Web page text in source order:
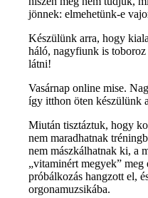
jönnek: elmehetünk-e
Készülünk arra, hogy
háló, nagyfiunk is
látni!
Vasárnap online mise.
így itthon öten készülünk
Miután tisztáztuk, hogy
nem maradhatnak
nem mászkálhatnak ki, a
„vitaminért megyek” meg
próbálkozás hangzott el,
orgonamuzsikába.